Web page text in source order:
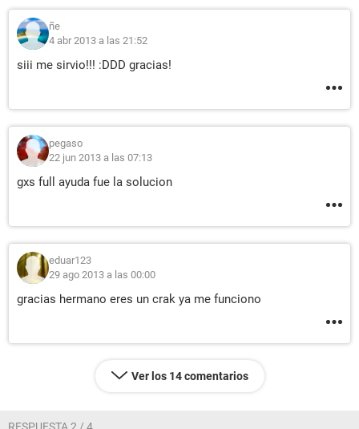
ñe
4 abr 2013 a las 21:52
siii me sirvio!!! :DDD gracias!
pegaso
22 jun 2013 a las 07:13
gxs full ayuda fue la solucion
eduar123
29 ago 2013 a las 00:00
gracias hermano eres un crak ya me funciono
Ver los 14 comentarios